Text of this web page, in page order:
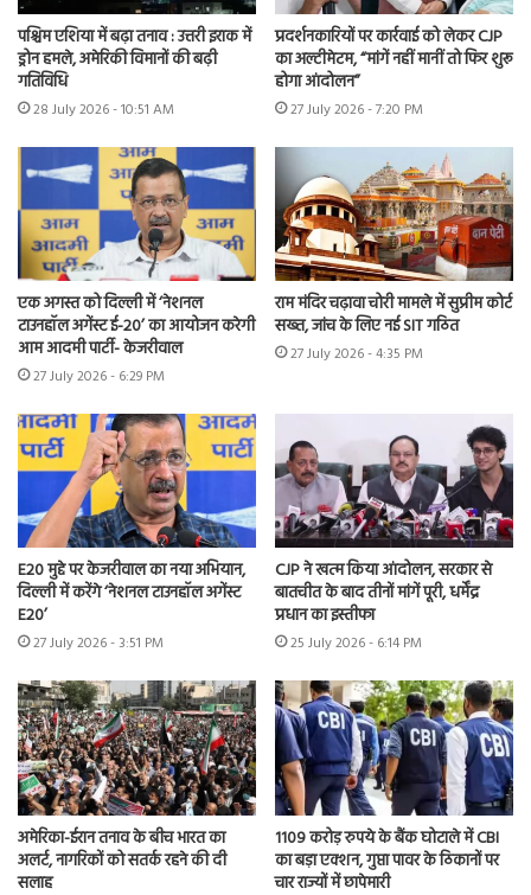
पश्चिम एशिया में बढ़ा तनाव : उत्तरी इराक में
ड्रोन हमले, अमेरिकी विमानों की बढ़ी
गतिविधि
28 July 2026 - 10:51 AM
प्रदर्शनकारियों पर कार्रवाई को लेकर CJP
का अल्टीमेटम, “मांगें नहीं मानीं तो फिर शुरू
होगा आंदोलन”
27 July 2026 - 7:20 PM
एक अगस्त को दिल्ली में ‘नेशनल
टाउनहॉल अगेंस्ट ई-20’ का आयोजन करेगी
आम आदमी पार्टी- केजरीवाल
27 July 2026 - 6:29 PM
राम मंदिर चढ़ावा चोरी मामले में सुप्रीम कोर्ट
सख्त, जांच के लिए नई SIT गठित
27 July 2026 - 4:35 PM
E20 मुद्दे पर केजरीवाल का नया अभियान,
दिल्ली में करेंगे ‘नेशनल टाउनहॉल अगेंस्ट
E20’
27 July 2026 - 3:51 PM
CJP ने खत्म किया आंदोलन, सरकार से
बातचीत के बाद तीनों मांगें पूरी, धर्मेंद्र
प्रधान का इस्तीफा
25 July 2026 - 6:14 PM
अमेरिका-ईरान तनाव के बीच भारत का
अलर्ट, नागरिकों को सतर्क रहने की दी
सलाह
1109 करोड़ रुपये के बैंक घोटाले में CBI
का बड़ा एक्शन, गुप्ता पावर के ठिकानों पर
चार राज्यों में छापेमारी